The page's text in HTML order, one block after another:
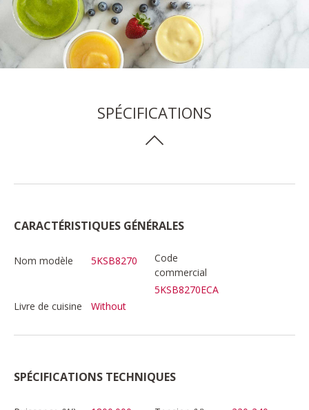
SPÉCIFICATIONS
CARACTÉRISTIQUES GÉNÉRALES
Nom modèle 5KSB8270
Code
commercial
5KSB8270ECA
Livre de cuisine
Without
SPÉCIFICATIONS TECHNIQUES